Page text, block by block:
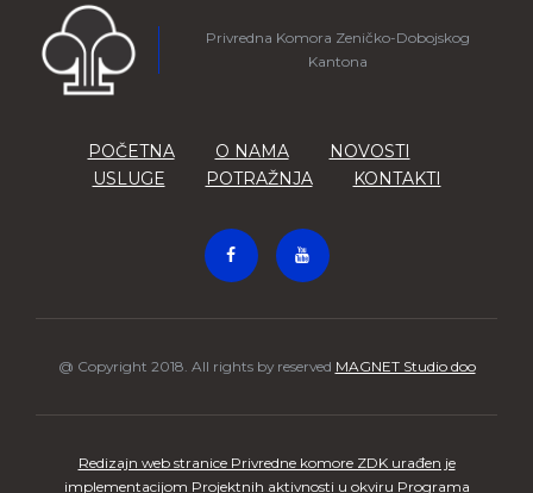
Privredna Komora Zeničko-Dobojskog
Kantona
POČETNA O NAMA
NOVOSTI
USLUGE
POTRAŽNJA KONTAKTI
@ Copyright 2018. All rights by reserved MAGNET Studio doo
Redizajn web stranice Privredne komore ZDK urađen je
implementacijom Projektnih aktivnosti u okviru Programa